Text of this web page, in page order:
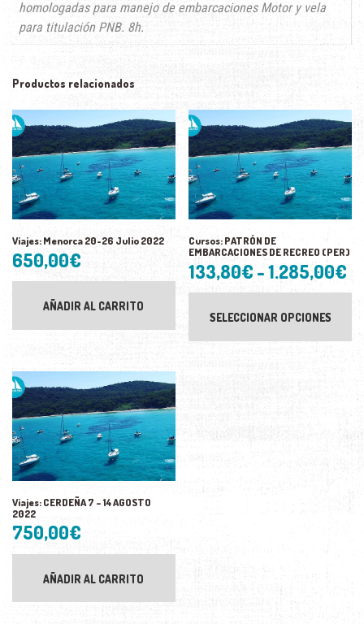
homologadas para manejo de embarcaciones Motor y vela
para titulación PNB. 8h.
Productos relacionados
Viajes: Menorca 20-26 Julio 2022
650,00€
AÑADIR AL CARRITO
Cursos: PATRÓN DE
EMBARCACIONES DE RECREO (PER)
133,80€ -1.285,00€
SELECCIONAR OPCIONES
en
la
Viajes: CERDEÑA 7 – 14 AGOSTO
2022
750,00€
AÑADIR AL CARRITO